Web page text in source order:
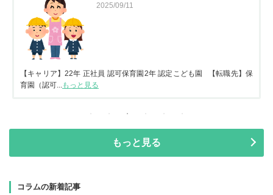
2025/09/11
【キャリア】22年 正社員 認可保育園2年 認定こども園 【転職先】保
育園（認可...
もっと見る
もっと見る
コラムの新着記事